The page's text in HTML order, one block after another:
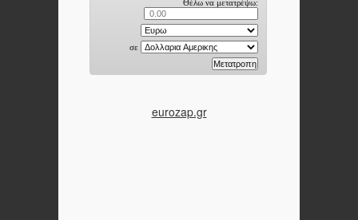
eurozap.gr